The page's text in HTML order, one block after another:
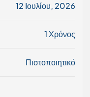
12 Ιουλίου, 2026
1 Χρόνος
Πιστοποιητικό